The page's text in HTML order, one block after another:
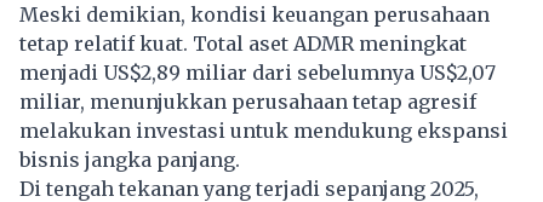
Meski demikian, kondisi keuangan perusahaan
tetap relatif kuat. Total aset ADMR meningkat
menjadi US$2,89 miliar dari sebelumnya US$2,07
miliar, menunjukkan perusahaan tetap agresif
melakukan investasi untuk mendukung ekspansi
bisnis jangka panjang.
Di tengah tekanan yang terjadi sepanjang 2025,